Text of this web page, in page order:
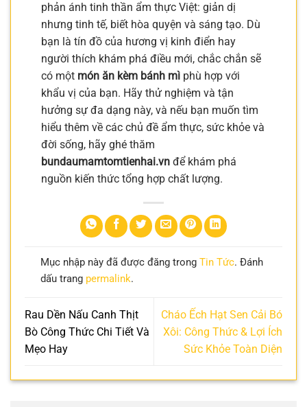
phản ánh tinh thần ẩm thực Việt: giản dị
nhưng tinh tế, biết hòa quyện và sáng tạo. Dù
bạn là tín đồ của hương vị kinh điển hay
người thích khám phá điều mới, chắc chắn sẽ
có một món ăn kèm bánh mì phù hợp với
khẩu vị của bạn. Hãy thử nghiệm và tận
hưởng sự đa dạng này, và nếu bạn muốn tìm
hiểu thêm về các chủ đề ẩm thực, sức khỏe và
đời sống, hãy ghé thăm
bundaumamtomtienhai.vn để khám phá
nguồn kiến thức tổng hợp chất lượng.
Mục nhập này đã được đăng trong Tin Tức. Đánh
dấu trang permalink.
Rau Dền Nấu Canh Thịt
Bò Công Thức Chi Tiết Và
Mẹo Hay
Cháo Ếch Hạt Sen Cải Bó
Xôi: Công Thức & Lợi Ích
Sức Khỏe Toàn Diện